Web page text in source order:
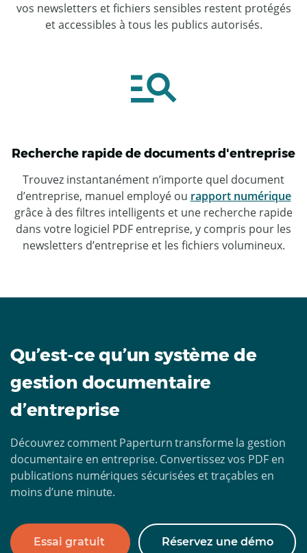
vos newsletters et fichiers sensibles restent protégés
et accessibles à tous les publics autorisés.
Recherche rapide de documents d'entreprise
Trouvez instantanément n’importe quel document
d’entreprise, manuel employé ou rapport numérique
grâce à des filtres intelligents et une recherche rapide
dans votre logiciel PDF entreprise, y compris pour les
newsletters d’entreprise et les fichiers volumineux.
Qu’est-ce qu’un système de
gestion documentaire
d’entreprise
Découvrez comment Paperturn transforme la gestion
documentaire en entreprise. Convertissez vos PDF en
publications numériques sécurisées et traçables en
moins d’une minute.
Essai gratuit Réservez une démo